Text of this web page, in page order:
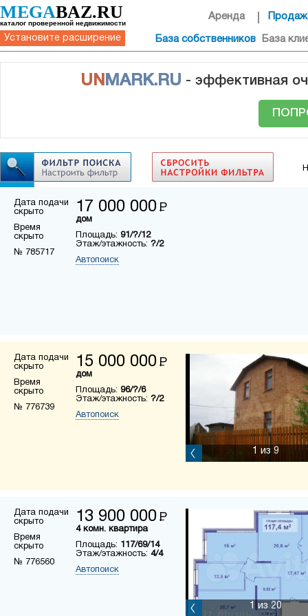
MEGABAZ.RU
каталог проверенной недвижимости
Установите расширение
Аренда
База собственников База
UN MARK.RU - эффективная
Дата подачи
скрыто
Время
скрыто
№ 785717
17 000 000 Р
дом
Площадь: 91/?/12
Этаж/этажность: ?/2
Автопоиск
Дата подачи
скрыто
Время
скрыто
№ 776739
15 000 000 Р
дом
Площадь: 96/?/6
Этаж/этажность: ?/2
Автопоиск
1 из 9
Дата подачи
скрыто
Время
скрыто
№ 776560
13 900 000 Р
4 комн. квартира
Площадь: 117/69/14
Этаж/этажность: 4/4
Автопоиск
1 из 20